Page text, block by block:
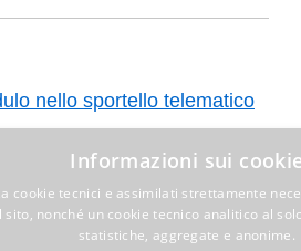
nello sportello telematico
Informazioni sui
cookie tecnici e assimilati strettamente
sito, nonché un cookie tecnico analitico al
statistiche, aggregate e anonime.